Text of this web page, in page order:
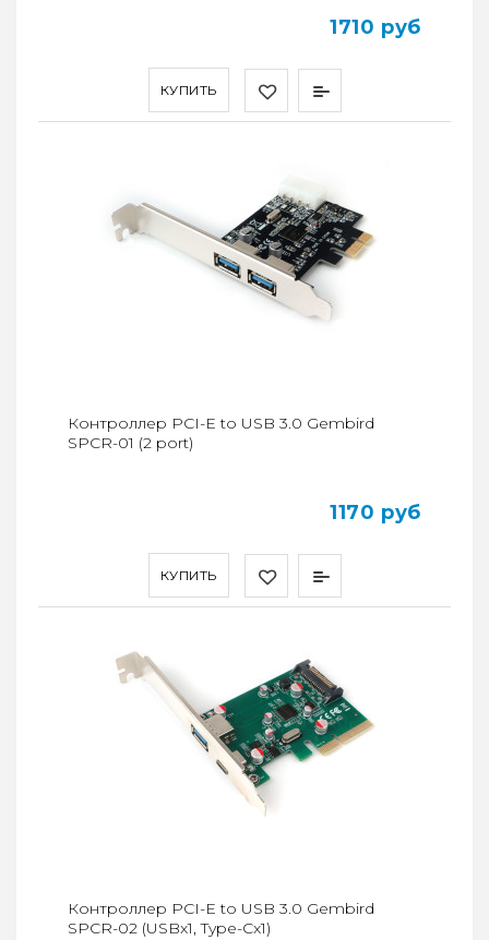
КУПИТЬ
1710 руб
КУПИТЬ
Контроллер PCI-E to USB 3.0 Gembird
SPCR-01 (2 port)
1170 руб
Контроллер PCI-E to USB 3.0 Gembird
SPCR-02 (USBx1, Type-Cx1)